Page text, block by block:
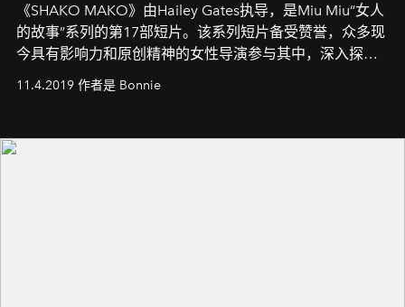
《SHAKO MAKO》由Hailey Gates执导，是Miu Miu“女人
的故事”系列的第17部短片。该系列短片备受赞誉，众多现
今具有影响力和原创精神的女性导演参与其中，深入探索
21世纪的空虚浮华与女性本质。
11.4.2019 作者是 Bonnie